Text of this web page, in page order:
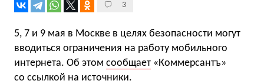
3
5, 7 и 9 мая в Москве в целях безопасности могут
вводиться ограничения на работу мобильного
интернета. Об этом сообщает «Коммерсантъ»
со ссылкой на источники.